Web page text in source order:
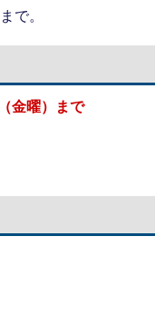
で。
金曜）まで